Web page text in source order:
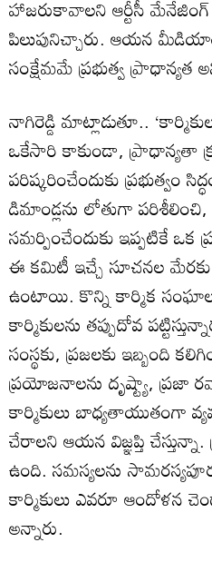
హాజరుకావాలని ఆర్టీసీ మేనేజింగ్
పిలుపునిచ్చారు. ఆయన
సంక్షేమమే ప్రభుత్వ ప్రాధాన్యత
నాగిరెడ్డి మాట్లాడుతూ..
ఒకేసారి కాకుండా, ప్రాధాన్యతా
పరిష్కరించేందుకు ప్రభుత్వం
డిమాండ్లను లోతుగా పరిశీలించి,
సమర్పించేందుకు ఇప్పటికే
ఈ కమిటీ ఇచ్చే సూచనల
ఉంటాయి. కొన్ని కార్మిక
కార్మికులను తప్పుదోవ
సంస్థకు, ప్రజలకు ఇబ్బంది
ప్రయోజనాలను దృష్ట్యా, ప్రజా
కార్మికులు బాధ్యతాయుతంగా
చేరాలని ఆయన విజ్ఞప్తి చేస్తున్నా.
ఉంది. సమస్యలను
కార్మికులు ఎవరూ ఆందోళన
అన్నారు.